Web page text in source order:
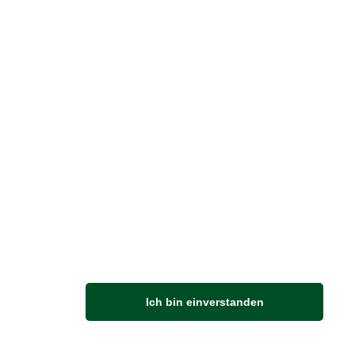
Ich bin einverstanden
mehr Rosengärten, als ein
in seinem Leben besichtigen…